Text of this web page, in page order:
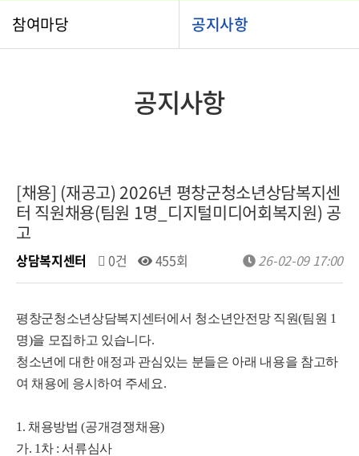
참여마당 공지사항
공지사항
[채용] (재공고) 2026년 평창군청소년상담복지센
터 직원채용(팀원 1명_디지털미디어회복지원) 공
고
상담복지센터 0건 455회 26-02-09 17:00
평창군청소년상담복지센터에서 청소년안전망 직원(팀원 1
명)을 모집하고 있습니다.
청소년에 대한 애정과 관심있는 분들은 아래 내용을 참고하
여 채용에 응시하여 주세요.
1. 채용방법 (공개경쟁채용)
가. 1차 : 서류심사